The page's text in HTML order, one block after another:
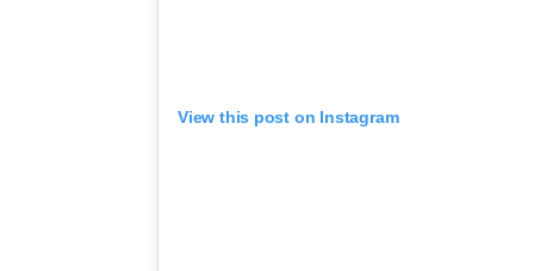
View this post on Instagram